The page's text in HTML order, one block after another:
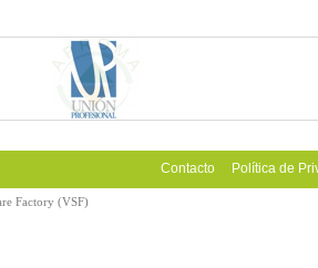
Contacto Política de
Factory (VSF)